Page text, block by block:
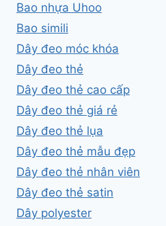
Bao nhựa Uhoo
Bao simili
Dây đeo móc khóa
Dây đeo thẻ
Dây đeo thẻ cao cấp
Dây đeo thẻ giá rẻ
Dây đeo thẻ lụa
Dây đeo thẻ mẫu đẹp
Dây đeo thẻ nhân viên
Dây đeo thẻ satin
Dây polyester